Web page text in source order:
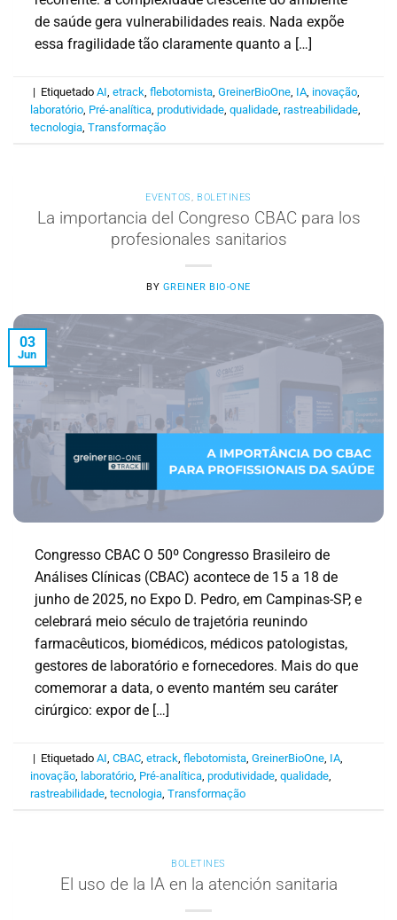
de saúde gera vulnerabilidades reais. Nada expõe
essa fragilidade tão claramente quanto a […]
| EtiquetadoAI ,etrack ,flebotomista ,GreinerBioOne IA inovação
laboratório Pré-analítica ,produtividade ,qualidade ,rastreabilidade
tecnologia ,Transformação
EVENTOS, BOLETINES
La importancia del Congreso CBAC para los
profesionales sanitarios
BY GREINER BIO-ONE
03
Jun
Congresso CBAC O 50º Congresso Brasileiro de
Análises Clínicas (CBAC) acontece de 15 a 18 de
junho de 2025, no Expo D. Pedro, em Campinas-SP, e
celebrará meio século de trajetória reunindo
farmacêuticos, biomédicos, médicos patologistas,
gestores de laboratório e fornecedores. Mais do que
comemorar a data, o evento mantém seu caráter
cirúrgico: expor de […]
| EtiquetadoAI ,CBAC ,etrack ,flebotomista ,GreinerBioOne IA
inovação laboratório Pré-analítica ,produtividade ,qualidade
rastreabilidade ,tecnologia ,Transformação
BOLETINES
El uso de la IA en la atención sanitaria